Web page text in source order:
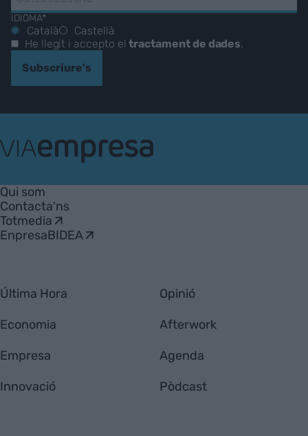
IDIOMA*
Català
Castellà
He llegit i accepto eltractament de dades.
Subscriure's
Empresa
Qui som
Contacta'ns
Totmedia
EnpresaBIDEA
Última Hora
Economia
Empresa
Innovació
Opinió
Afterwork
Agenda
Pòdcast